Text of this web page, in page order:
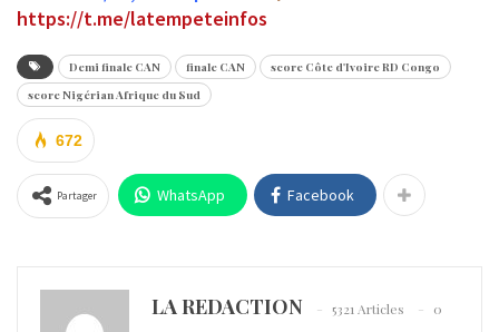
https://t.me/latempeteinfos
Demi finale CAN finale CAN
score Côte d'Ivoire RD Congo
score Nigérian Afrique du Sud
672
Partager WhatsApp Facebook
LA REDACTION 5321 Articles
0